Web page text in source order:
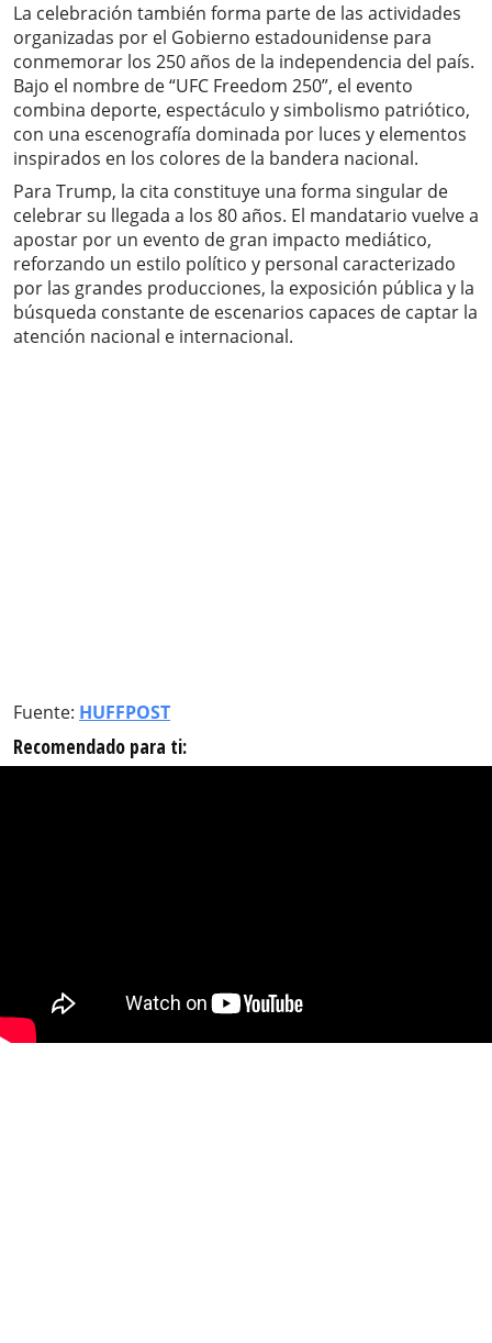
La celebración también forma parte de las actividades
organizadas por el Gobierno estadounidense para
conmemorar los 250 años de la independencia del país.
Bajo el nombre de “UFC Freedom 250”, el evento
combina deporte, espectáculo y simbolismo patriótico,
con una escenografía dominada por luces y elementos
inspirados en los colores de la bandera nacional.
Para Trump, la cita constituye una forma singular de
celebrar su llegada a los 80 años. El mandatario vuelve a
apostar por un evento de gran impacto mediático,
reforzando un estilo político y personal caracterizado
por las grandes producciones, la exposición pública y la
búsqueda constante de escenarios capaces de captar la
atención nacional e internacional.
Fuente: HUFFPOST
Recomendado para ti: